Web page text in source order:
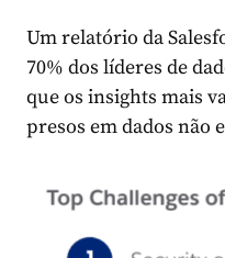
Um relatório da
70% dos líderes de
que os insights mais
presos em dados não